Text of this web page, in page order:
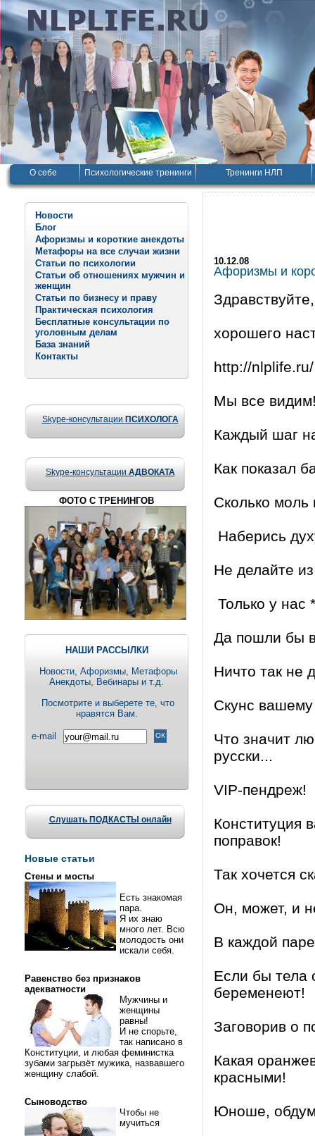
О себе Психологические тренинги Тренинги НЛП
Новости
Блог
Афоризмы и короткие анекдоты
Метафоры на все случаи жизни
Статьи по психологии
Статьи об отношениях мужчин и
женщин
Статьи по бизнесу и праву
Практическая психология
Бесплатные консультации по
уголовным делам
База знаний
Контакты
Skype-консультации ПСИХОЛОГА
Skype-консультации АДВОКАТА
ФОТО С ТРЕНИНГОВ
НАШИ РАССЫЛКИ
Новости, Aфоризмы, Метафоры
Анекдоты, Вебинары и т.д.
Посмотрите и выберете те, что
нравятся Вам.
e-mail
Слушать ПОДКАСТЫ онлайн
Новые статьи
Стены и мосты
Есть знакомая
пара.
Я их знаю
много лет. Всю
молодость они
искали себя.
Равенство без признаков
адекватности
Мужчины и
женщины
равны!
И не спорьте,
так написано в
Конституции, и любая феминистка
зубами загрызёт мужика, назвавшего
женщину слабой.
Сыноводство
Чтобы не
мучиться
10.12.08
Афоризмы и
хорошего
http://nlplife.ru/
Мы все
Каждый шаг
Как показал
Сколько моль
Наберись
Не делайте
Только у нас
Да пошли бы
Ничто так не
Скунс
Что значит
русски...
VIP-пендреж!
Конституция
поправок!
Так хочется
Он, может, и
В каждой
Если бы тела
беременеют!
Заговорив о
Какая
красными!
Юноше,